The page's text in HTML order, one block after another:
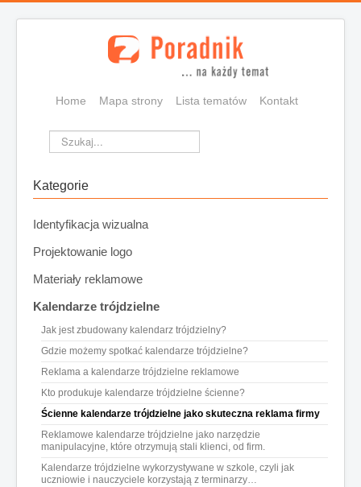
Home Mapa strony Lista tematów Kontakt
Szukaj...
Kategorie
Identyfikacja wizualna
Projektowanie logo
Materiały reklamowe
Kalendarze trójdzielne
Jak jest zbudowany kalendarz trójdzielny?
Gdzie możemy spotkać kalendarze trójdzielne?
Reklama a kalendarze trójdzielne reklamowe
Kto produkuje kalendarze trójdzielne ścienne?
Ścienne kalendarze trójdzielne jako skuteczna reklama firmy
Reklamowe kalendarze trójdzielne jako narzędzie
manipulacyjne, które otrzymują stali klienci, od firm.
Kalendarze trójdzielne wykorzystywane w szkole, czyli jak
uczniowie i nauczyciele korzystają z terminarzy…